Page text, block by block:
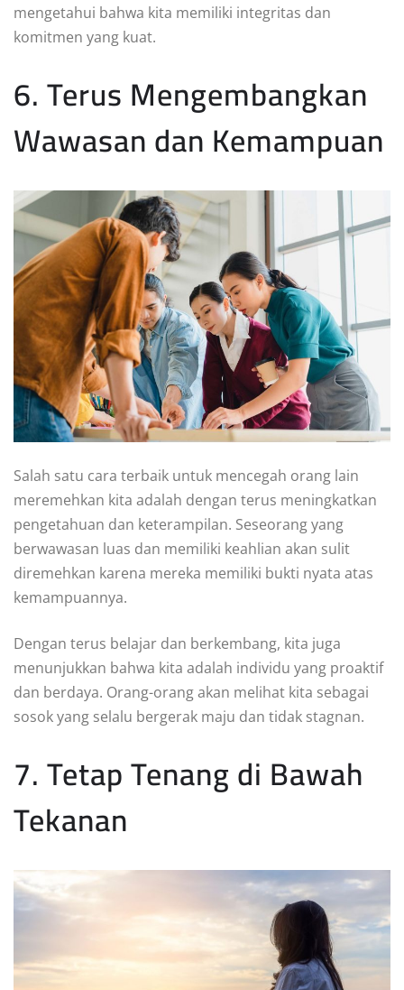
mengetahui bahwa kita memiliki integritas dan
komitmen yang kuat.
6. Terus Mengembangkan
Wawasan dan Kemampuan
Salah satu cara terbaik untuk mencegah orang lain
meremehkan kita adalah dengan terus meningkatkan
pengetahuan dan keterampilan. Seseorang yang
berwawasan luas dan memiliki keahlian akan sulit
diremehkan karena mereka memiliki bukti nyata atas
kemampuannya.
Dengan terus belajar dan berkembang, kita juga
menunjukkan bahwa kita adalah individu yang proaktif
dan berdaya. Orang-orang akan melihat kita sebagai
sosok yang selalu bergerak maju dan tidak stagnan.
7. Tetap Tenang di Bawah
Tekanan